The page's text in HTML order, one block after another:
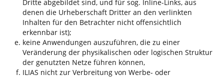
Dritte abgebildet sind, und für sog. Inline-Links, aus
denen die Urheberschaft Dritter an den verlinkten
Inhalten für den Betrachter nicht offensichtlich
erkennbar ist);
keine Anwendungen auszuführen, die zu einer
Veränderung der physikalischen oder logischen Struktur
der genutzten Netze führen können,
ILIAS nicht zur Verbreitung von Werbe- oder